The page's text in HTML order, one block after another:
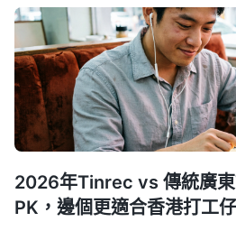
2026年Tinrec vs 傳統廣
PK，邊個更適合香港打工